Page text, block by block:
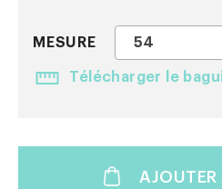
MESURE 54
Télécharger le
AJOUTER